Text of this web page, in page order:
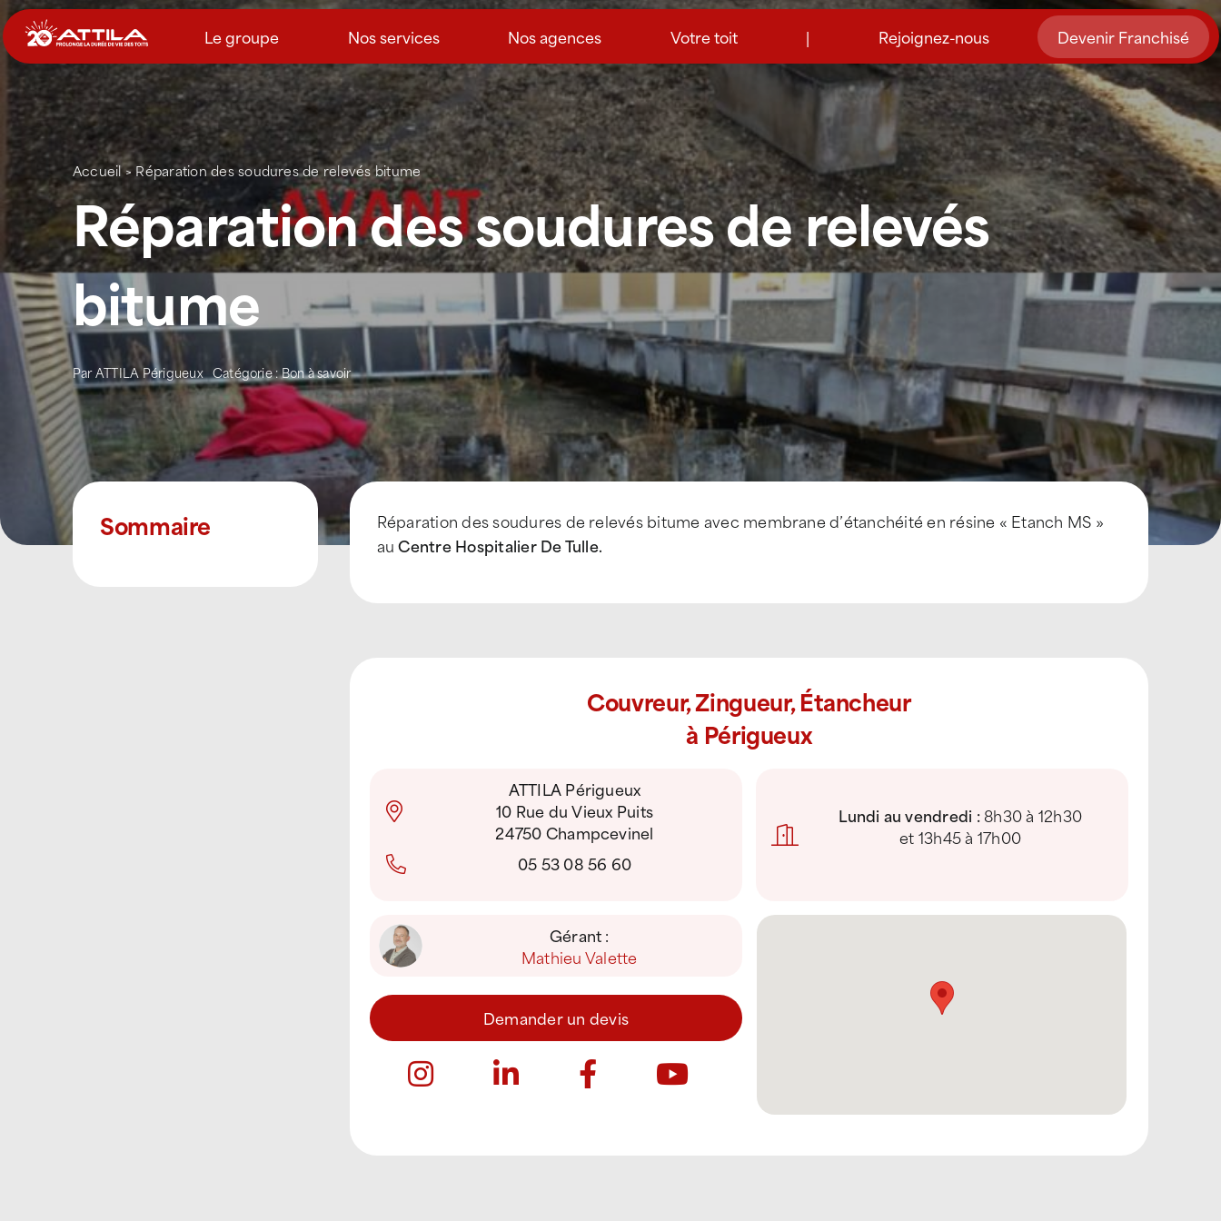
Passer
au
contenu
Le groupe Nos services Nos agences Votre toit | Rejoignez-nous Devenir Franchisé
Accueil>Réparation des soudures de relevés bitume
Réparation des soudures de relevés
bitume
ParATTILA Périgueux Catégorie :Bon à savoir
Sommaire
Réparation des soudures de relevés bitume avec membrane d’étanchéité en résine « Etanch MS »
auCentre Hospitalier De Tulle.
Couvreur, Zingueur, Étancheur
à Périgueux
ATTILA Périgueux
10 Rue du Vieux Puits
24750 Champcevinel
05 53 08 56 60
Lundi au vendredi :8h30 à 12h30
et 13h45 à 17h00
Gérant :
Mathieu Valette
Demander un devis